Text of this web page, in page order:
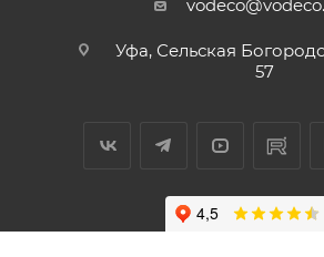
Уфа, Сельская
57